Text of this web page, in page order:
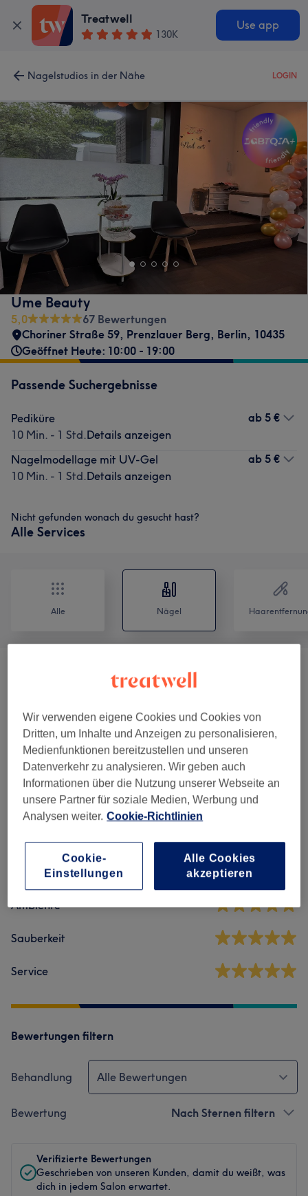
Treatwell
130K
Use app
Nagelstudios in der Nähe LOGIN
Ume Beauty
5,0
67 Bewertungen
Choriner Straße 59, Prenzlauer Berg, Berlin, 10435
Geöffnet Heute: 10:00 - 19:00
Passende Suchergebnisse
Pediküre
10 Min. - 1 Std.Details anzeigen
ab 5 €
Nagelmodellage mit UV-Gel
10 Min. - 1 Std.Details anzeigen
ab 5 €
Nicht gefunden wonach du gesucht hast?
Alle Services
Alle Nägel
Extra
Maniküre & Pediküre 10)
Salonbewertungen
5,0 67 Bewertungen
Ambiente
Sauberkeit
Service
Bewertungen filtern
Behandlung Alle Bewertungen
Bewertung Nach Sternen filtern
Verifizierte Bewertungen
Geschrieben von unseren Kunden, damit du weißt, was
dich in jedem Salon erwartet.
Wir verwenden eigene Cookies und Cookies von
Dritten, um Inhalte und Anzeigen zu personalisieren,
Medienfunktionen bereitzustellen und unseren
Datenverkehr zu analysieren. Wir geben auch
Informationen über die Nutzung unserer Webseite an
unsere Partner für soziale Medien, Werbung und
Analysen weiter. Cookie-Richtlinien
Cookie-
Einstellungen
Alle Cookies
akzeptieren